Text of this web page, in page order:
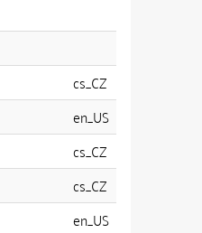
cs_CZ
en_US
cs_CZ
cs_CZ
en_US